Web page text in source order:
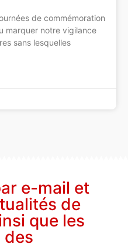
de commémoration
marquer notre vigilance
sans lesquelles
e-mail et
de
que les
des